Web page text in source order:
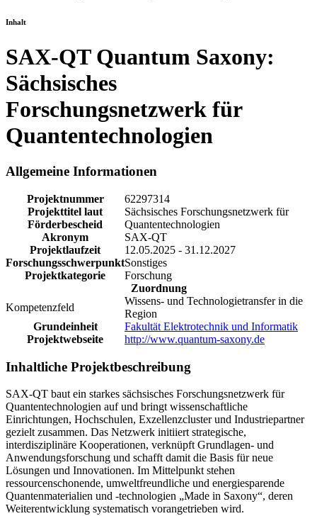
Inhalt
SAX-QT Quantum Saxony:
Sächsisches
Forschungsnetzwerk für
Quantentechnologien
Allgemeine Informationen
Projektnummer
62297314
Projekttitel laut
Förderbescheid
Sächsisches Forschungsnetzwerk für
Quantentechnologien
Akronym
SAX-QT
Projektlaufzeit
12.05.2025 - 31.12.2027
ForschungsschwerpunktSonstiges
Projektkategorie
Forschung
Zuordnung
Kompetenzfeld
Wissens- und Technologietransfer in die
Region
Grundeinheit
Fakultät Elektrotechnik und Informatik
Projektwebseite
http://www.quantum-saxony.de
Inhaltliche Projektbeschreibung
SAX-QT baut ein starkes sächsisches Forschungsnetzwerk für
Quantentechnologien auf und bringt wissenschaftliche
Einrichtungen, Hochschulen, Exzellenzcluster und Industriepartner
gezielt zusammen. Das Netzwerk initiiert strategische,
interdisziplinäre Kooperationen, verknüpft Grundlagen- und
Anwendungsforschung und schafft damit die Basis für neue
Lösungen und Innovationen. Im Mittelpunkt stehen
ressourcenschonende, umweltfreundliche und energiesparende
Quantenmaterialien und -technologien „Made in Saxony“, deren
Weiterentwicklung systematisch vorangetrieben wird.